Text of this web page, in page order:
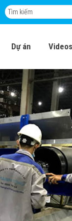
Dự án Videos